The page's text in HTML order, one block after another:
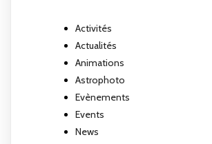
Activités
Actualités
Animations
Astrophoto
Evènements
Events
News